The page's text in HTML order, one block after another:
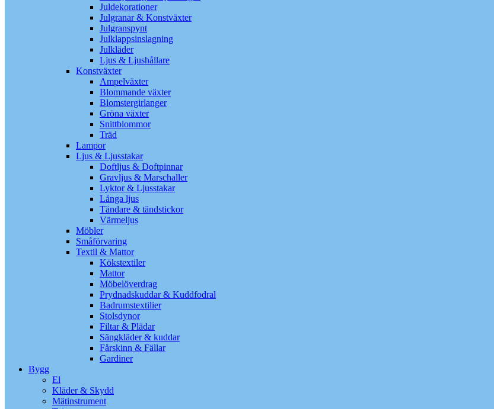
Juldekorationer
Julgranar & Konstväxter
Julgranspynt
Julklappsinslagning
Julkläder
Ljus & Ljushållare
Konstväxter
Ampelväxter
Blommande växter
Blomstergirlanger
Gröna växter
Snittblommor
Träd
Lampor
Ljus & Ljusstakar
Doftljus & Doftpinnar
Gravljus & Marschaller
Lyktor & Ljusstakar
Långa ljus
Tändare & tändstickor
Värmeljus
Möbler
Småförvaring
Textil & Mattor
Kökstextiler
Mattor
Möbelöverdrag
Prydnadskuddar & Kuddfodral
Badrumstextilier
Stolsdynor
Filtar & Plädar
Sängkläder & kuddar
Fårskinn & Fällar
Gardiner
Bygg
El
Kläder & Skydd
Mätinstrument